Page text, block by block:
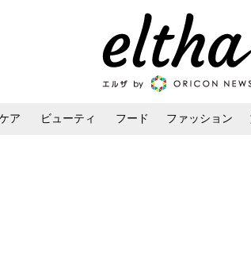
ア ビューティ フード ファッション